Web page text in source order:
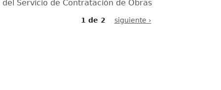
del Servicio de Contratación de Obras
1 de 2 siguiente ›